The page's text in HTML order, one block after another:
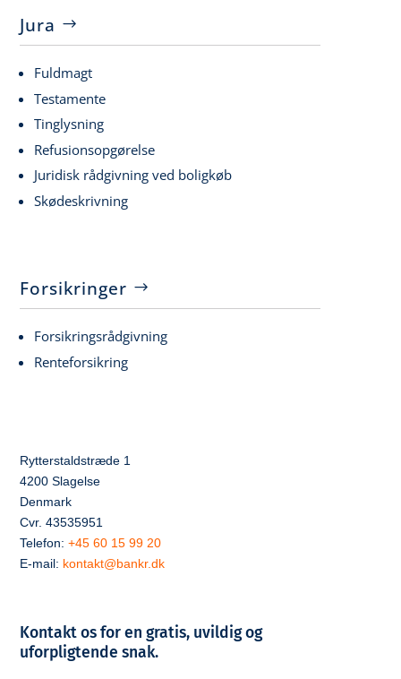
Jura
Fuldmagt
Testamente
Tinglysning
Refusionsopgørelse
Juridisk rådgivning ved boligkøb
Skødeskrivning
Forsikringer
Forsikringsrådgivning
Renteforsikring
Rytterstaldstræde 1
4200 Slagelse
Denmark
Cvr. 43535951
Telefon:+45 60 15 99 20
E-mail: kontakt@bankr.dk
Kontakt os for en gratis, uvildig og
uforpligtende snak.